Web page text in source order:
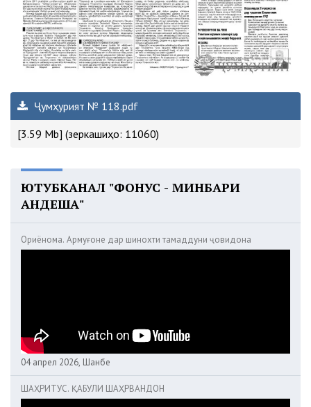
Ҷумҳурият № 118.pdf
[3.59 Mb] (зеркашиҳо: 11060)
ЮТУБКАНАЛ "ФОНУС - МИНБАРИ
АНДЕША"
Ориёнома. Армуғоне дар шинохти тамаддуни ҷовидона
04 апрел 2026, Шанбе
ШАҲРИТУС. ҚАБУЛИ ШАҲРВАНДОН